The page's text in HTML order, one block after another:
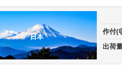
日本
作付(
出荷